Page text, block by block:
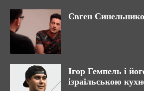
Євген
Ігор Гемпель і
ізраїльською